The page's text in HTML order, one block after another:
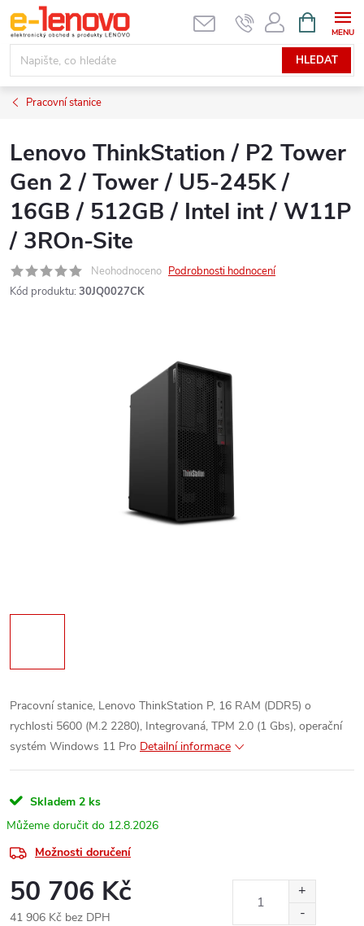
Přejít
na
obsah
HLEDAT
NÁKUPNÍ
KOŠÍK
Pracovní stanice
Lenovo ThinkStation / P2 Tower
Gen 2 / Tower / U5-245K /
16GB / 512GB / Intel int / W11P
/ 3ROn-Site
Neohodnoceno Podrobnosti hodnocení
Kód produktu: 30JQ0027CK
Pracovní stanice, Lenovo ThinkStation P, 16 RAM (DDR5) o
rychlosti 5600 (M.2 2280), Integrovaná, TPM 2.0 (1 Gbs), operační
systém Windows 11 Pro Detailní informace
Skladem 2 ks
12.8.2026
Možnosti doručení
50 706 Kč
41 906 Kč bez DPH